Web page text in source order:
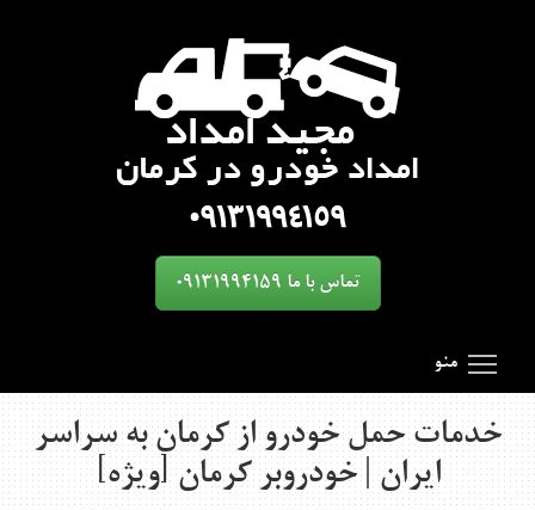
تماس با ما 09131994159
Search Results for 'toggle'
منو
خدمات حمل خودرو از کرمان به سراسر
ایران | خودروبر کرمان [ویژه]